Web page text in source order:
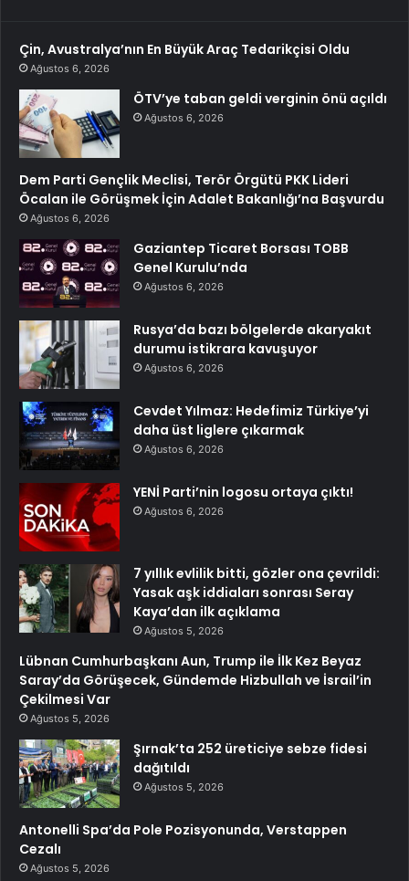
Çin, Avustralya’nın En Büyük Araç Tedarikçisi Oldu
Ağustos 6, 2026
ÖTV’ye taban geldi verginin önü açıldı
Ağustos 6, 2026
Dem Parti Gençlik Meclisi, Terör Örgütü PKK Lideri
Öcalan ile Görüşmek İçin Adalet Bakanlığı’na Başvurdu
Ağustos 6, 2026
Gaziantep Ticaret Borsası TOBB
Genel Kurulu’nda
Ağustos 6, 2026
Rusya’da bazı bölgelerde akaryakıt
durumu istikrara kavuşuyor
Ağustos 6, 2026
Cevdet Yılmaz: Hedefimiz Türkiye’yi
daha üst liglere çıkarmak
Ağustos 6, 2026
YENİ Parti’nin logosu ortaya çıktı!
Ağustos 6, 2026
7 yıllık evlilik bitti, gözler ona çevrildi:
Yasak aşk iddiaları sonrası Seray
Kaya’dan ilk açıklama
Ağustos 5, 2026
Lübnan Cumhurbaşkanı Aun, Trump ile İlk Kez Beyaz
Saray’da Görüşecek, Gündemde Hizbullah ve İsrail’in
Çekilmesi Var
Ağustos 5, 2026
Şırnak’ta 252 üreticiye sebze fidesi
dağıtıldı
Ağustos 5, 2026
Antonelli Spa’da Pole Pozisyonunda, Verstappen
Cezalı
Ağustos 5, 2026